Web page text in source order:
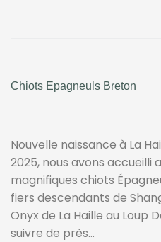
Chiots Epagneuls Breton
Nouvelle naissance à La
2025, nous avons accueilli
magnifiques chiots
fiers descendants de
Onyx de La Haille au Loup
suivre de près...